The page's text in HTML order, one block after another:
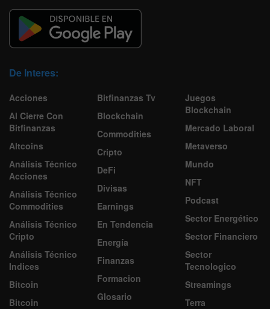
De Interes:
Acciones
Al Cierre Con
Bitfinanzas
Altcoins
Análisis Técnico
Acciones
Análisis Técnico
Commodities
Análisis Técnico
Cripto
Análisis Técnico
Indices
Bitcoin
Bitcoin
Bitfinanzas Tv
Blockchain
Commodities
Cripto
DeFi
Divisas
Earnings
En Tendencia
Energía
Finanzas
Formacion
Glosario
Juegos
Blockchain
Mercado Laboral
Metaverso
Mundo
NFT
Podcast
Sector Energético
Sector Financiero
Sector
Tecnologico
Streamings
Terra